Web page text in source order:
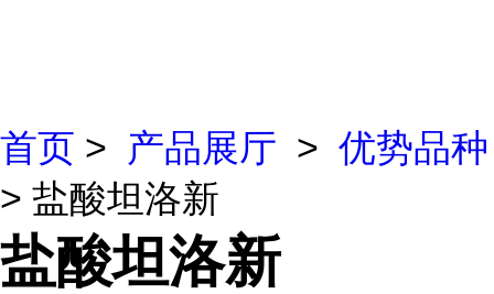
首页 > 产品展厅 > 优势品种
> 盐酸坦洛新
盐酸坦洛新